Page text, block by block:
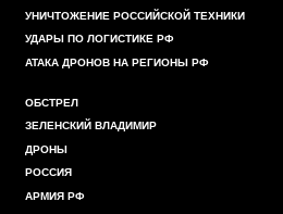
УНИЧТОЖЕНИЕ РОССИЙСКОЙ ТЕХНИКИ
УДАРЫ ПО ЛОГИСТИКЕ РФ
АТАКА ДРОНОВ НА РЕГИОНЫ РФ
ОБСТРЕЛ
ЗЕЛЕНСКИЙ ВЛАДИМИР
ДРОНЫ
РОССИЯ
АРМИЯ РФ